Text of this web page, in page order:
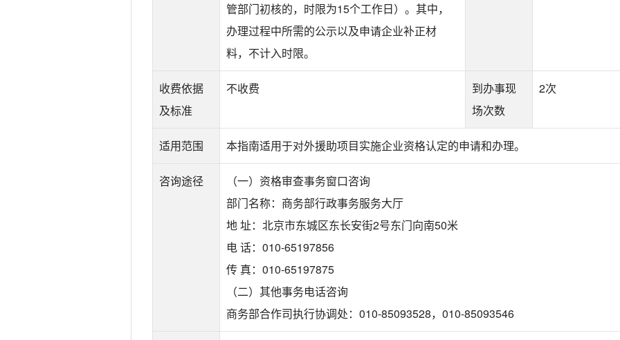
管部门初核的，时限为15个工作日）。其中，
办理过程中所需的公示以及申请企业补正材
料，不计入时限。
收费依据
及标准
不收费
到办事现
场次数
2次
适用范围 本指南适用于对外援助项目实施企业资格认定的申请和办理。
咨询途径
（一）资格审查事务窗口咨询
部门名称：商务部行政事务服务大厅
地 址：北京市东城区东长安街2号东门向南50米
电 话：010-65197856
传 真：010-65197875
（二）其他事务电话咨询
商务部合作司执行协调处：010-85093528，010-85093546